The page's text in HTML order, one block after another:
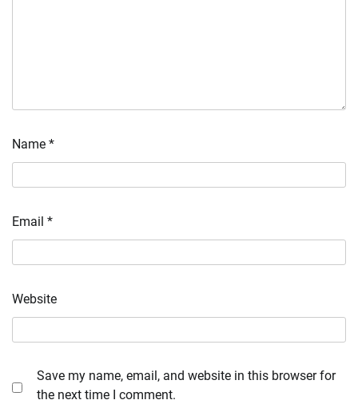
Name *
Email *
Website
Save my name, email, and website in this browser for
the next time I comment.